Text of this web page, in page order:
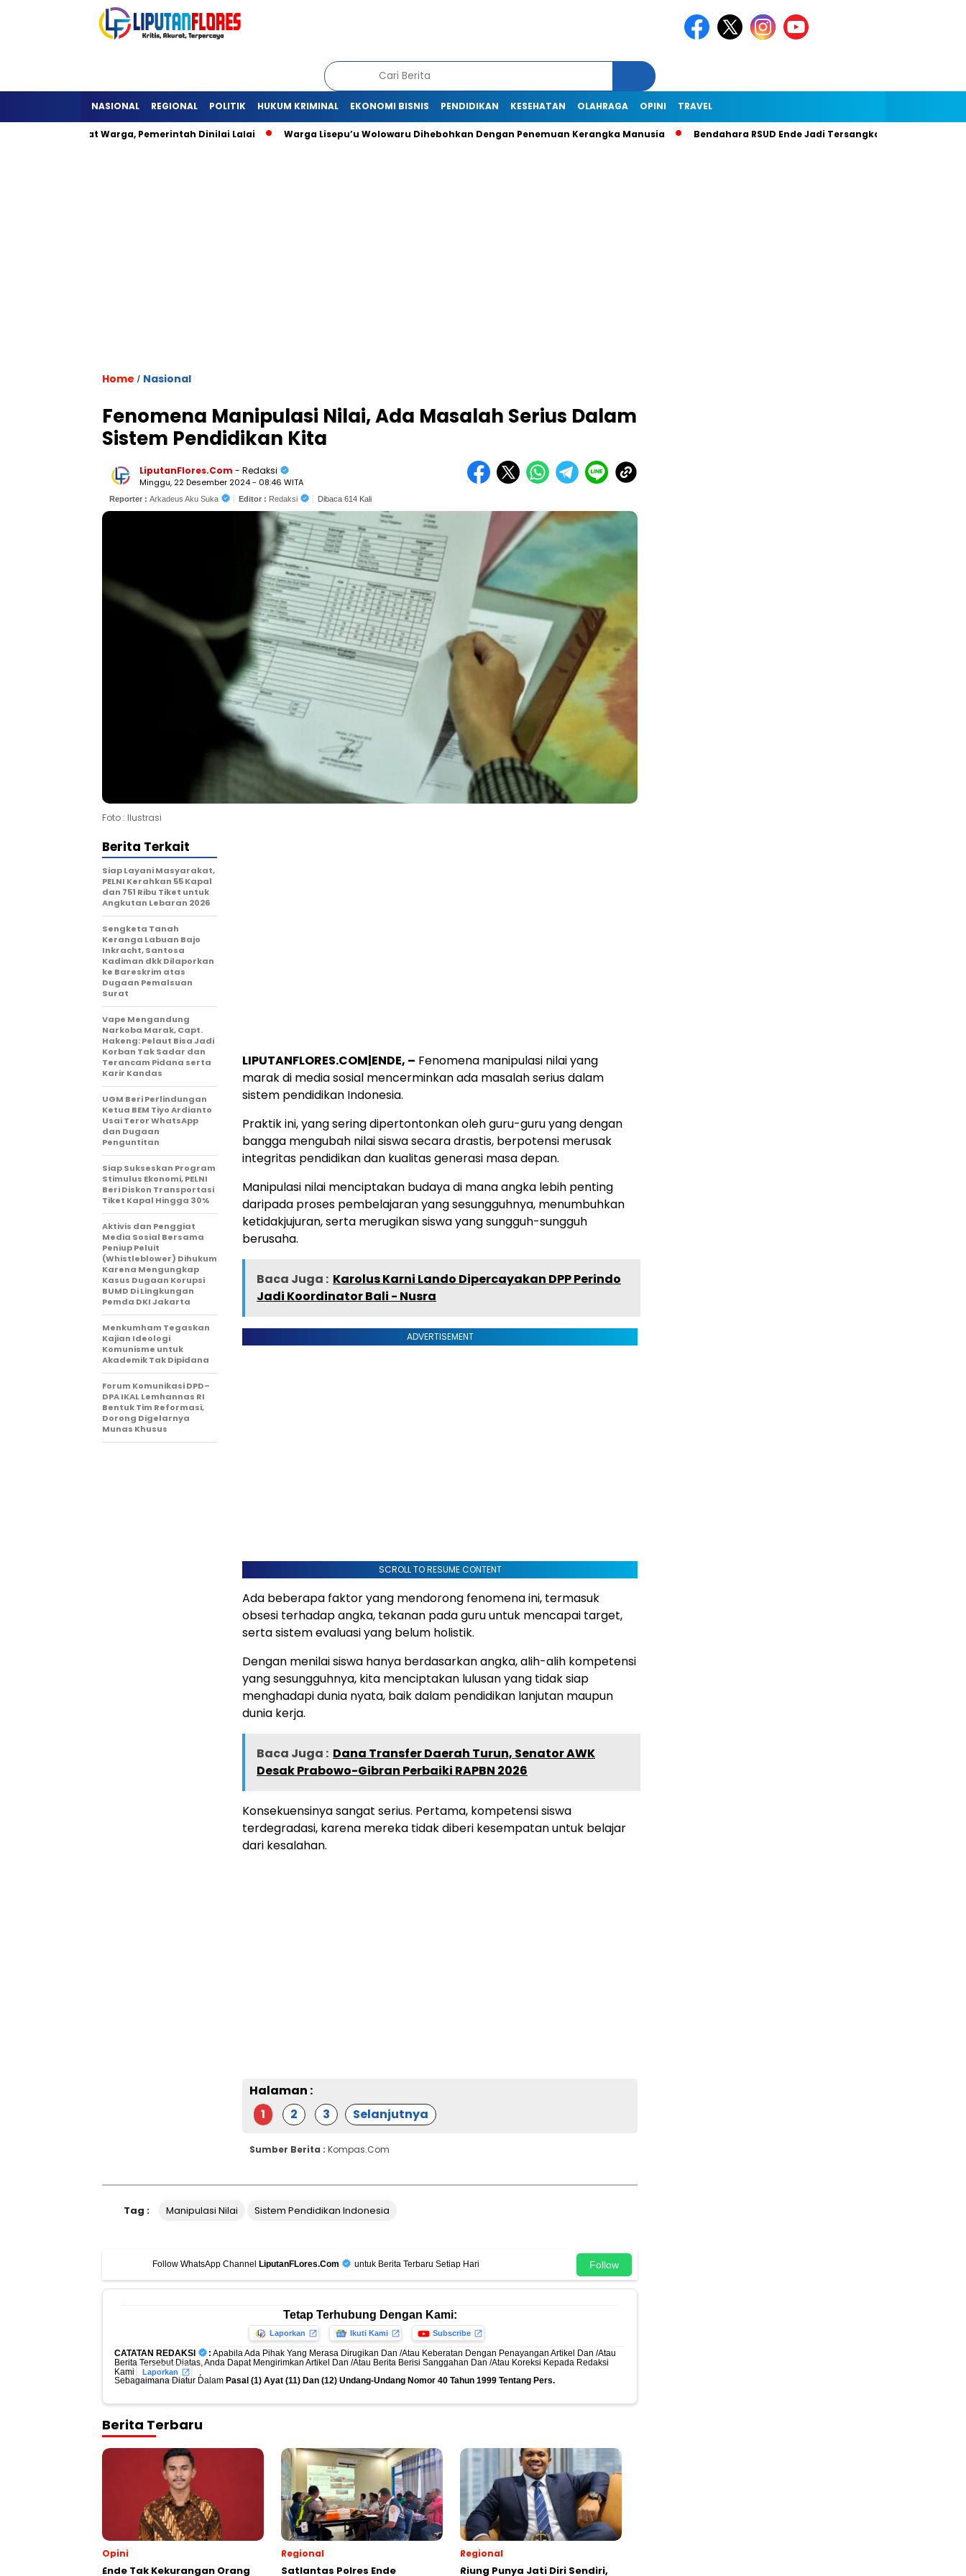
NASIONAL REGIONAL POLITIK HUKUM KRIMINAL EKONOMI BISNIS PENDIDIKAN KESEHATAN OLAHRAGA OPINI TRAVEL
Hambat Warga, Pemerintah Dinilai Lalai Warga Lisepu’u Wolowaru Dihebohkan Dengan Penemuan Kerangka Manusia Bendahara RSUD Ende Jadi Tersangka Dugaan Korupsi Rp1,9
Home / Nasional
Fenomena Manipulasi Nilai, Ada Masalah Serius Dalam
Sistem Pendidikan Kita
LiputanFlores.Com - Redaksi
Minggu, 22 Desember 2024 - 08:46 WITA
Reporter : Arkadeus Aku Suka Editor : Redaksi Dibaca 614 Kali
Foto : Ilustrasi
LIPUTANFLORES.COM|ENDE, – Fenomena manipulasi nilai yang
marak di media sosial mencerminkan ada masalah serius dalam
sistem pendidikan Indonesia.
Praktik ini, yang sering dipertontonkan oleh guru-guru yang dengan
bangga mengubah nilai siswa secara drastis, berpotensi merusak
integritas pendidikan dan kualitas generasi masa depan.
Manipulasi nilai menciptakan budaya di mana angka lebih penting
daripada proses pembelajaran yang sesungguhnya, menumbuhkan
ketidakjujuran, serta merugikan siswa yang sungguh-sungguh
berusaha.
Baca Juga : Karolus Karni Lando Dipercayakan DPP Perindo
Jadi Koordinator Bali - Nusra
ADVERTISEMENT
SCROLL TO RESUME CONTENT
Ada beberapa faktor yang mendorong fenomena ini, termasuk
obsesi terhadap angka, tekanan pada guru untuk mencapai target,
serta sistem evaluasi yang belum holistik.
Dengan menilai siswa hanya berdasarkan angka, alih-alih kompetensi
yang sesungguhnya, kita menciptakan lulusan yang tidak siap
menghadapi dunia nyata, baik dalam pendidikan lanjutan maupun
dunia kerja.
Baca Juga : Dana Transfer Daerah Turun, Senator AWK
Desak Prabowo-Gibran Perbaiki RAPBN 2026
Konsekuensinya sangat serius. Pertama, kompetensi siswa
terdegradasi, karena mereka tidak diberi kesempatan untuk belajar
dari kesalahan.
Halaman :
1
2 3 Selanjutnya
Sumber Berita : Kompas.com
Berita Terkait
Siap Layani Masyarakat,
PELNI Kerahkan 55 Kapal
dan 751 Ribu Tiket untuk
Angkutan Lebaran 2026
Sengketa Tanah
Keranga Labuan Bajo
Inkracht, Santosa
Kadiman dkk Dilaporkan
ke Bareskrim atas
Dugaan Pemalsuan
Surat
Vape Mengandung
Narkoba Marak, Capt.
Hakeng: Pelaut Bisa Jadi
Korban Tak Sadar dan
Terancam Pidana serta
Karir Kandas
UGM Beri Perlindungan
Ketua BEM Tiyo Ardianto
Usai Teror WhatsApp
dan Dugaan
Penguntitan
Siap Sukseskan Program
Stimulus Ekonomi, PELNI
Beri Diskon Transportasi
Tiket Kapal Hingga 30%
Aktivis dan Penggiat
Media Sosial Bersama
Peniup Peluit
(Whistleblower) Dihukum
Karena Mengungkap
Kasus Dugaan Korupsi
BUMD Di Lingkungan
Pemda DKI Jakarta
Menkumham Tegaskan
Kajian Ideologi
Komunisme untuk
Akademik Tak Dipidana
Forum Komunikasi DPD–
DPA IKAL Lemhannas RI
Bentuk Tim Reformasi,
Dorong Digelarnya
Munas Khusus
Tag : Manipulasi Nilai Sistem Pendidikan Indonesia
Follow WhatsApp Channel LiputanFLores.Com untuk Berita Terbaru Setiap Hari Follow
Tetap Terhubung Dengan Kami:
Laporkan Ikuti Kami Subscribe
CATATAN REDAKSI : Apabila Ada Pihak Yang Merasa Dirugikan Dan /Atau Keberatan Dengan Penayangan Artikel Dan /Atau
Berita Tersebut Diatas, Anda Dapat Mengirimkan Artikel Dan /Atau Berita Berisi Sanggahan Dan /Atau Koreksi Kepada Redaksi
Kami
Laporkan
,
Sebagaimana Diatur Dalam Pasal (1) Ayat (11) Dan (12) Undang-Undang Nomor 40 Tahun 1999 Tentang Pers.
Berita Terbaru
Opini
Ende Tak Kekurangan Orang
Regional
Satlantas Polres Ende
Regional
Riung Punya Jati Diri Sendiri,